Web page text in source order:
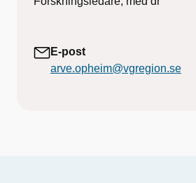
E-post
arve.opheim@vgregion.se